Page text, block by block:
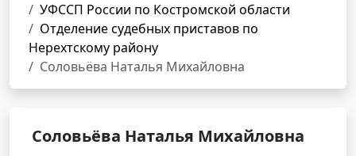
УФССП России по Костромской области
Отделение судебных приставов по
Нерехтскому району
Соловьёва Наталья Михайловна
Соловьёва Наталья Михайловна